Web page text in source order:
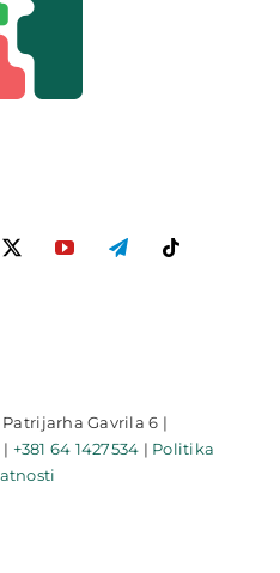
Gavrila 6 |
| +381 64 1427534 | Politika